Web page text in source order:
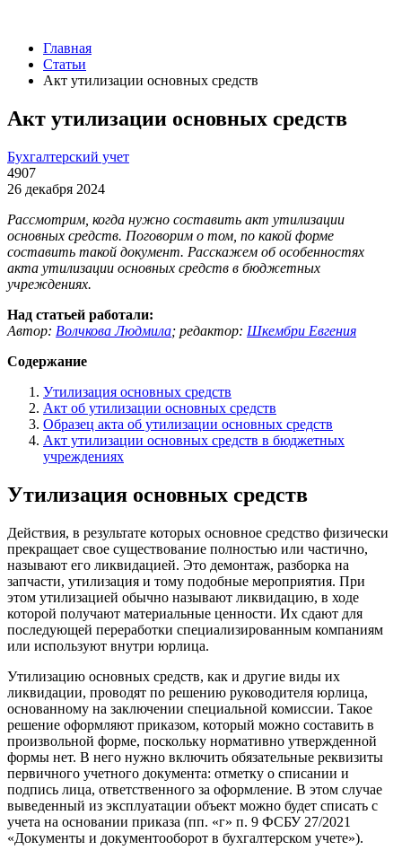
Главная
Статьи
Акт утилизации основных средств
Акт утилизации основных средств
Бухгалтерский учет
4907
26 декабря 2024
Рассмотрим, когда нужно составить акт утилизации
основных средств. Поговорим о том, по какой форме
составить такой документ. Расскажем об особенностях
акта утилизации основных средств в бюджетных
учреждениях.
Над статьей работали:
Автор: Волчкова Людмила; редактор: Шкембри Евгения
Содержание
Утилизация основных средств
Акт об утилизации основных средств
Образец акта об утилизации основных средств
Акт утилизации основных средств в бюджетных
учреждениях
Утилизация основных средств
Действия, в результате которых основное средство физически
прекращает свое существование полностью или частично,
называют его ликвидацией. Это демонтаж, разборка на
запчасти, утилизация и тому подобные мероприятия. При
этом утилизацией обычно называют ликвидацию, в ходе
которой получают материальные ценности. Их сдают для
последующей переработки специализированным компаниям
или используют внутри юрлица.
Утилизацию основных средств, как и другие виды их
ликвидации, проводят по решению руководителя юрлица,
основанному на заключении специальной комиссии. Такое
решение оформляют приказом, который можно составить в
произвольной форме, поскольку нормативно утвержденной
формы нет. В него нужно включить обязательные реквизиты
первичного учетного документа: отметку о списании и
подпись лица, ответственного за оформление. В этом случае
выведенный из эксплуатации объект можно будет списать с
учета на основании приказа (пп. «г» п. 9 ФСБУ 27/2021
«Документы и документооборот в бухгалтерском учете»).